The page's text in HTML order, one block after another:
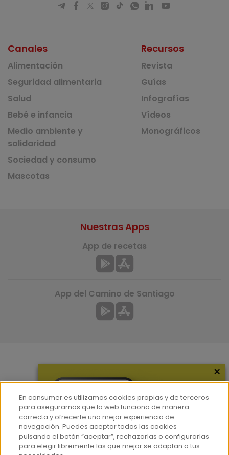
Canales
Alimentación
Seguridad alimentaria
Salud
Bebé e infancia
Medio ambiente y
solidaridad
Sociedad y consumo
Mascotas
Recursos
Revista
Guías
Infografías
Vídeos
Monográficos
Hemeroteca
Contacto
Prensa
Nuestras Apps
App de recetas
App del Camino de Santiago
×
En consumer.es utilizamos cookies propias y de terceros
para asegurarnos que la web funciona de manera
correcta y ofrecerte una mejor experiencia de
navegación. Puedes aceptar todas las cookies
pulsando el botón “aceptar”, rechazarlas o configurarlas
para elegir libremente las que mejor se adaptan a tus